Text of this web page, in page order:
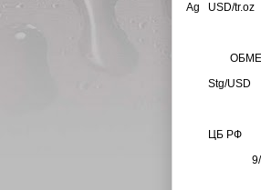
Ag
USD/tr.oz
Stg/USD
ЦБ РФ